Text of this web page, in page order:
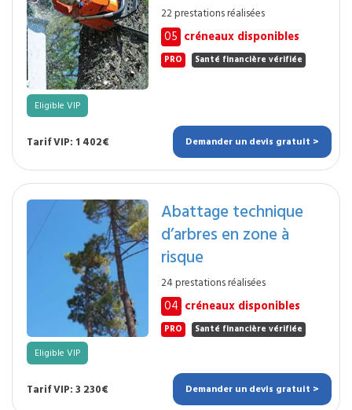
22 prestations réalisées
05 créneaux disponibles
PRO Santé financière vérifiée
Eligible VIP
Tarif VIP: 1 402€ Demander un devis gratuit >
Abattage technique
d’arbres en zone à
risque
24 prestations réalisées
04 créneaux disponibles
PRO Santé financière vérifiée
Eligible VIP
Tarif VIP: 3 230€ Demander un devis gratuit >